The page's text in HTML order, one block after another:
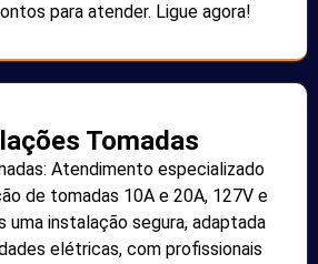
para atender. Ligue agora!
Tomadas
Atendimento especializado
de tomadas 10A e 20A, 127V e
uma instalação segura, adaptada
elétricas, com profissionais